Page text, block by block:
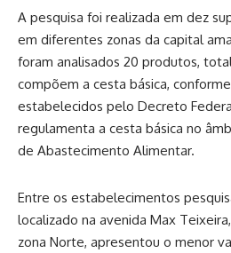
A pesquisa foi realizada em dez
em diferentes zonas da capital
foram analisados 20 produtos,
compõem a cesta básica,
estabelecidos pelo Decreto
regulamenta a cesta básica no
de Abastecimento Alimentar.
Entre os estabelecimentos
localizado na avenida Max
zona Norte, apresentou o menor